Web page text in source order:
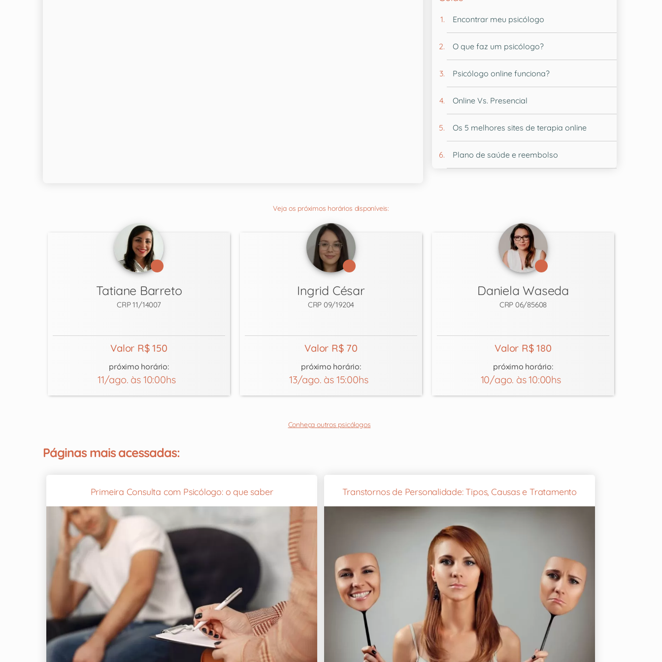
Encontrar meu psicólogo
O que faz um psicólogo?
Psicólogo online funciona?
Online Vs. Presencial
Os 5 melhores sites de terapia online
Plano de saúde e reembolso
Veja os próximos horários disponíveis:
Tatiane Barreto
CRP 11/14007
Valor R$ 150
próximo horário:
11/ago. às 10:00hs
Ingrid César
CRP 09/19204
Valor R$ 70
próximo horário:
13/ago. às 15:00hs
Daniela Waseda
CRP 06/85608
Valor R$ 180
próximo horário:
10/ago. às 10:00hs
Conheça outros psicólogos
Páginas mais acessadas:
Primeira Consulta com Psicólogo: o que saber Transtornos de Personalidade: Tipos, Causas e Tratamento